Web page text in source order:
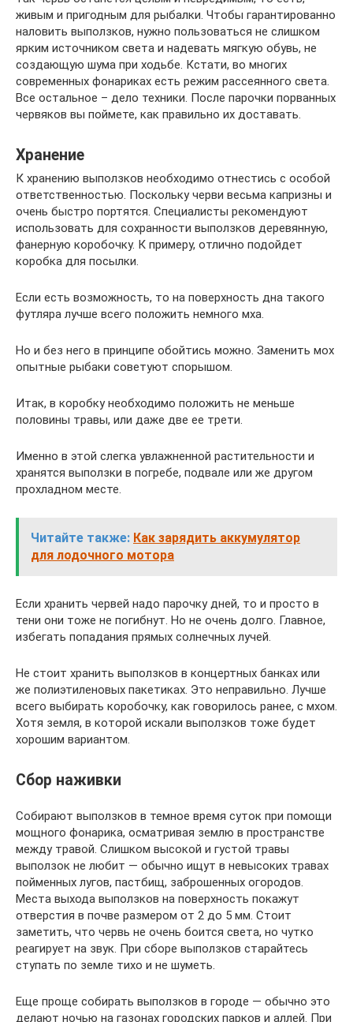
живым и пригодным для рыбалки. Чтобы гарантированно
наловить выползков, нужно пользоваться не слишком
ярким источником света и надевать мягкую обувь, не
создающую шума при ходьбе. Кстати, во многих
современных фонариках есть режим рассеянного света.
Все остальное – дело техники. После парочки порванных
червяков вы поймете, как правильно их доставать.
Хранение
К хранению выползков необходимо отнестись с особой
ответственностью. Поскольку черви весьма капризны и
очень быстро портятся. Специалисты рекомендуют
использовать для сохранности выползков деревянную,
фанерную коробочку. К примеру, отлично подойдет
коробка для посылки.
Если есть возможность, то на поверхность дна такого
футляра лучше всего положить немного мха.
Но и без него в принципе обойтись можно. Заменить мох
опытные рыбаки советуют спорышом.
Итак, в коробку необходимо положить не меньше
половины травы, или даже две ее трети.
Именно в этой слегка увлажненной растительности и
хранятся выползки в погребе, подвале или же другом
прохладном месте.
Читайте также: Как зарядить аккумулятор
для лодочного мотора
Если хранить червей надо парочку дней, то и просто в
тени они тоже не погибнут. Но не очень долго. Главное,
избегать попадания прямых солнечных лучей.
Не стоит хранить выползков в концертных банках или
же полиэтиленовых пакетиках. Это неправильно. Лучше
всего выбирать коробочку, как говорилось ранее, с мхом.
Хотя земля, в которой искали выползков тоже будет
хорошим вариантом.
Сбор наживки
Собирают выползков в темное время суток при помощи
мощного фонарика, осматривая землю в пространстве
между травой. Слишком высокой и густой травы
выползок не любит — обычно ищут в невысоких травах
пойменных лугов, пастбищ, заброшенных огородов.
Места выхода выползков на поверхность покажут
отверстия в почве размером от 2 до 5 мм. Стоит
заметить, что червь не очень боится света, но чутко
реагирует на звук. При сборе выползков старайтесь
ступать по земле тихо и не шуметь.
Еще проще собирать выползков в городе — обычно это
делают ночью на газонах городских парков и аллей. При